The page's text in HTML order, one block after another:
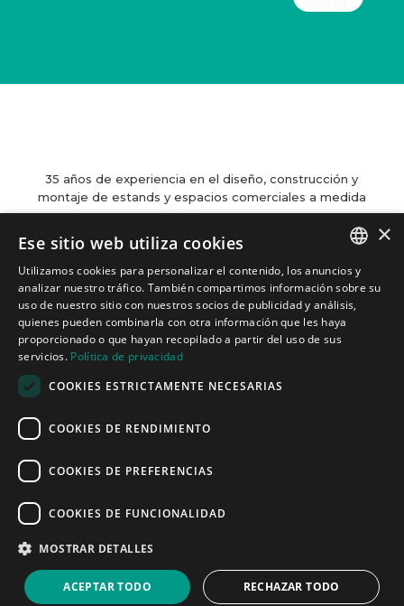
35 años de experiencia en el diseño, construcción y
montaje de estands y espacios comerciales a medida
Contacto

Carrer de Martí l’Humà, 4-6-8, Local 7-B,
08850 Gavà, Barcelona
 informacion@cotacreativa.com
  
Estands de diseño
Servicios
Política de cookies
SPANISH
CATALAN
×
Ese sitio web utiliza cookies
Utilizamos cookies para personalizar el contenido, los anuncios y
analizar nuestro tráfico. También compartimos información sobre su
uso de nuestro sitio con nuestros socios de publicidad y análisis,
quienes pueden combinarla con otra información que les haya
proporcionado o que hayan recopilado a partir del uso de sus
servicios. Política de privacidad
COOKIES ESTRICTAMENTE NECESARIAS
COOKIES DE RENDIMIENTO
COOKIES DE PREFERENCIAS
COOKIES DE FUNCIONALIDAD
MOSTRAR DETALLES
ACEPTAR TODO RECHAZAR TODO